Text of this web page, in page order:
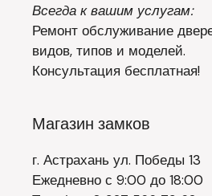
Всегда к вашим услугам:
Ремонт обслуживание
видов, типов и моделей.
Консультация бесплатная!
Магазин замков
г. Астрахань ул. Победы 13
Ежедневно с 9:00 до 18:00